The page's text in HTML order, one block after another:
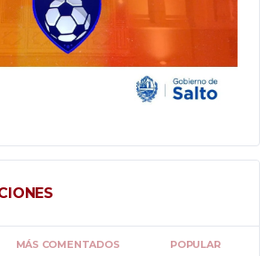
MÁS COMENTADOS POPULAR